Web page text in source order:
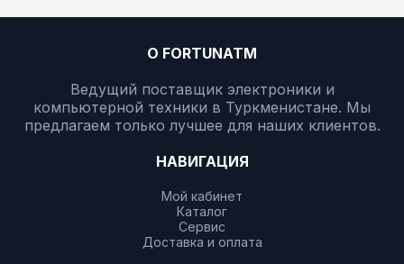
О FORTUNATM
Ведущий поставщик электроники и
компьютерной техники в Туркменистане. Мы
предлагаем только лучшее для наших клиентов.
НАВИГАЦИЯ
Мой кабинет
Каталог
Сервис
Доставка и оплата